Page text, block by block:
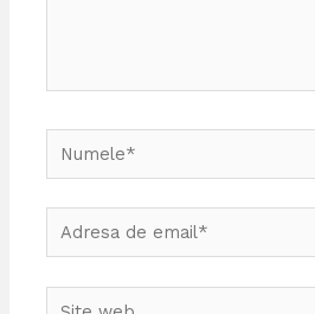
Numele*
Adresa
de
email*
Site